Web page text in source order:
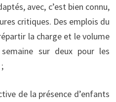
avec, c’est bien connu,
critiques. Des emplois du
la charge et le volume
sur deux pour les
de la présence d’enfants